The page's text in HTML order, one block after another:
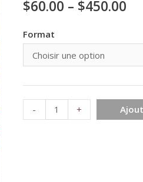
$60.00 – $450.00
Format
-
quantité
de
+